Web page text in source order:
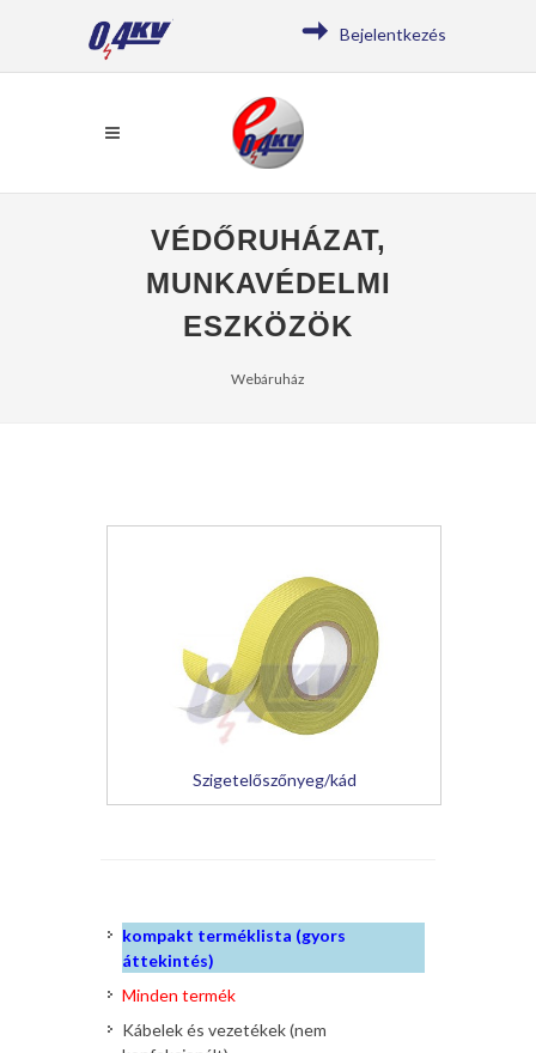
Bejelentkezés
VÉDŐRUHÁZAT,
MUNKAVÉDELMI
ESZKÖZÖK
Webáruház
Szigetelőszőnyeg/kád
kompakt terméklista (gyors
áttekintés)
Minden termék
Kábelek és vezetékek (nem